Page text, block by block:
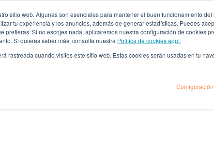
sitio web. Algunas son esenciales para mantener el buen funcionamiento
tu experiencia y los anuncios, además de generar estadísticas. Puedes
prefieras. Si no escojes nada, aplicaremos nuestra configuración de cookies
Si quieres saber más, consulta nuestra Política de cookies aquí.
rastreada cuando visites este sitio web. Estas cookies serán usadas en tu
Configuración